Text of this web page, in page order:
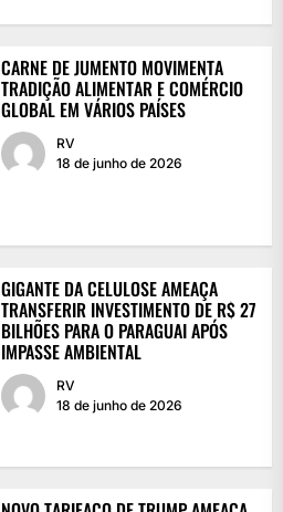
CARNE DE JUMENTO MOVIMENTA
TRADIÇÃO ALIMENTAR E COMÉRCIO
GLOBAL EM VÁRIOS PAÍSES
RV
18 de junho de 2026
GIGANTE DA CELULOSE AMEAÇA
TRANSFERIR INVESTIMENTO DE R$ 27
BILHÕES PARA O PARAGUAI APÓS
IMPASSE AMBIENTAL
RV
18 de junho de 2026